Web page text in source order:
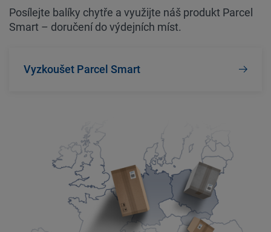
Posílejte balíky chytře a využijte náš produkt Parcel
Smart – doručení do výdejních míst.
Vyzkoušet Parcel Smart